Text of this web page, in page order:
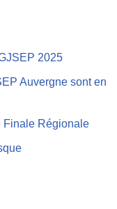
2025
Auvergne sont en
Finale Régionale